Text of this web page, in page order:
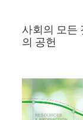
사회의 모든
의 공헌
Image